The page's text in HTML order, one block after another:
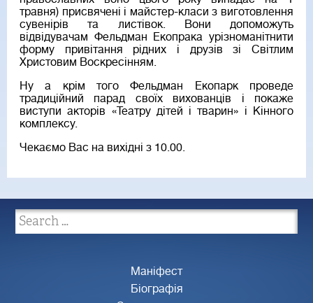
травня) присвячені і майстер-класи з виготовлення
сувенірів та листівок. Вони допоможуть
відвідувачам Фельдман Екопрака урізноманітнити
форму привітання рідних і друзів зі Світлим
Христовим Воскресінням.
Ну а крім того Фельдман Екопарк проведе
традиційний парад своїх вихованців і покаже
виступи акторів «Театру дітей і тварин» і Кінного
комплексу.
Чекаємо Вас на вихідні з 10.00.
Маніфест
Біографія